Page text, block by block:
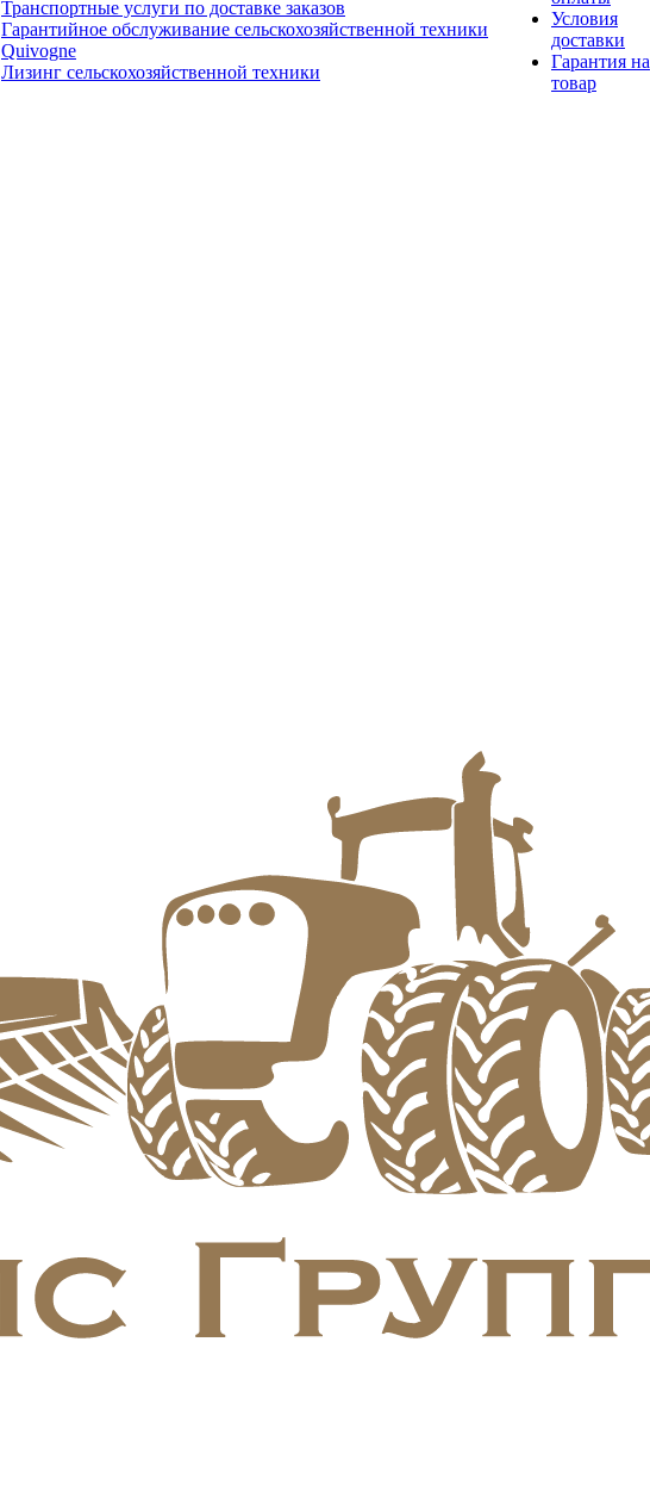
Транспортные услуги по доставке заказов
Гарантийное обслуживание сельскохозяйственной техники
Quivogne
Лизинг сельскохозяйственной техники
Условия
доставки
Гарантия на
товар